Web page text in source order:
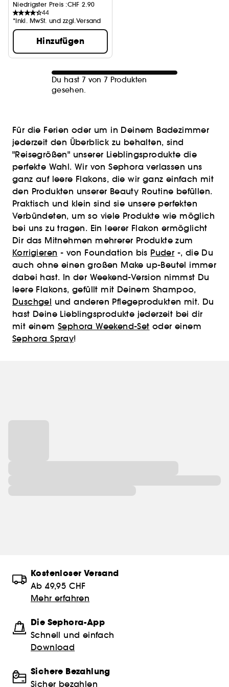
Niedrigster Preis :CHF 2.90
44
*Inkl. MwSt. und zzgl.Versand
Hinzufügen
Du hast 7 von 7 Produkten
gesehen.
Für die Ferien oder um in Deinem Badezimmer
jederzeit den Überblick zu behalten, sind
"Reisegrößen" unserer Lieblingsprodukte die
perfekte Wahl. Wir von Sephora verlassen uns
ganz auf leere Flakons, die wir ganz einfach mit
den Produkten unserer Beauty Routine befüllen.
Praktisch und klein sind sie unsere perfekten
Verbündeten, um so viele Produkte wie möglich
bei uns zu tragen. Ein leerer Flakon ermöglicht
Dir das Mitnehmen mehrerer Produkte zum
Korrigieren - von Foundation bis Puder -, die Du
auch ohne einen großen Make up-Beutel immer
dabei hast. In der Weekend-Version nimmst Du
leere Flakons, gefüllt mit Deinem Shampoo,
Duschgel und anderen Pflegeprodukten mit. Du
hast Deine Lieblingsprodukte jederzeit bei dir
mit einemSephora Weekend-Set oder einem
Sephora Spray!
Kostenloser Versand
Ab 49,95 CHF
Mehr erfahren
Die Sephora-App
Schnell und einfach
Download
Sichere Bezahlung
Sicher bezahlen